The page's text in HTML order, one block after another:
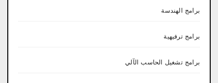
برامج الهندسة
برامج ترفيهية
برامج تشغيل الحاسب الآلي